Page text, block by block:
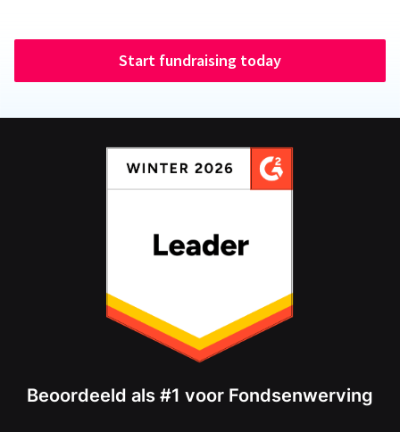
Start fundraising today
Beoordeeld als #1 voor Fondsenwerving